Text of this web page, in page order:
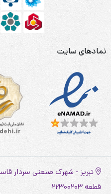
نمادهای سایت
تبریز - شهرک صنعتی سردار
قطعه 22300203